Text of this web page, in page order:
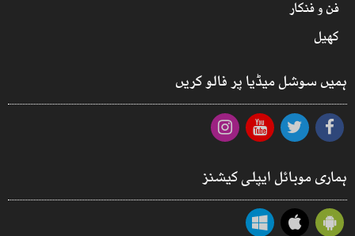
فن و فنکار
کھیل
ہمیں سوشل میڈیا پر فالو کریں
ہماری موبائل ایپلی کیشنز